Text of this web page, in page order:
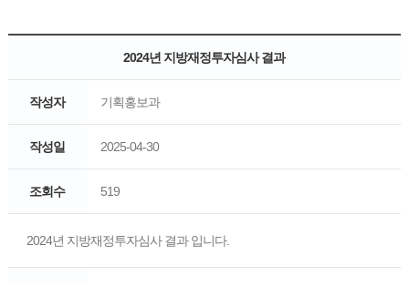
2024년 지방재정투자심사 결과
작성자 기획홍보과
작성일 2025-04-30
조회수 519
2024년 지방재정투자심사 결과 입니다.